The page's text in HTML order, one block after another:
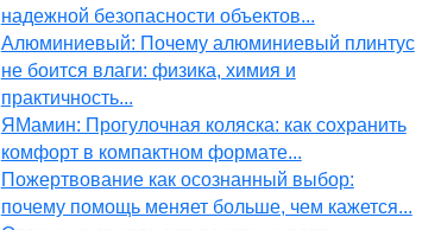
надежной безопасности объектов...
Алюминиевый: Почему алюминиевый плинтус
не боится влаги: физика, химия и
практичность...
ЯМамин: Прогулочная коляска: как сохранить
комфорт в компактном формате...
Пожертвование как осознанный выбор:
почему помощь меняет больше, чем кажется...